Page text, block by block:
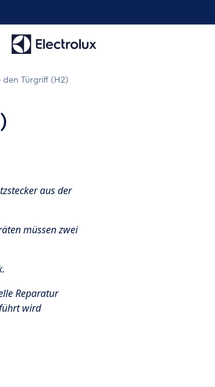
den Türgriff (H2)
aus der
müssen zwei
Reparatur
wird